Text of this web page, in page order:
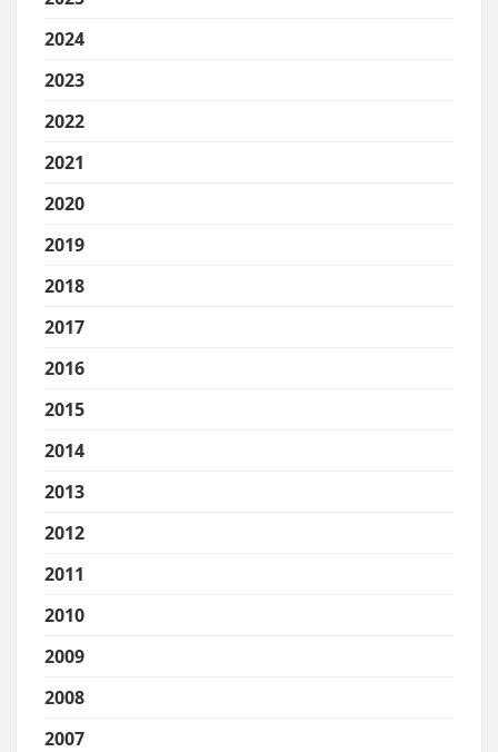
2024
2023
2022
2021
2020
2019
2018
2017
2016
2015
2014
2013
2012
2011
2010
2009
2008
2007